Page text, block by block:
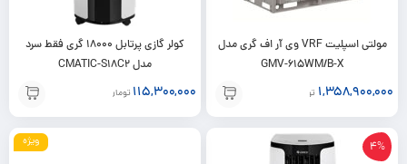
مولتی اسپلیت VRF وی آر اف گری مدل
GMV-615WM/B-X
1,358,900,000 تومان
کولر گازی پرتابل 18000 گری فقط سرد
مدل CMATIC-S18C2
115,300,000 تومان
4% ویژه